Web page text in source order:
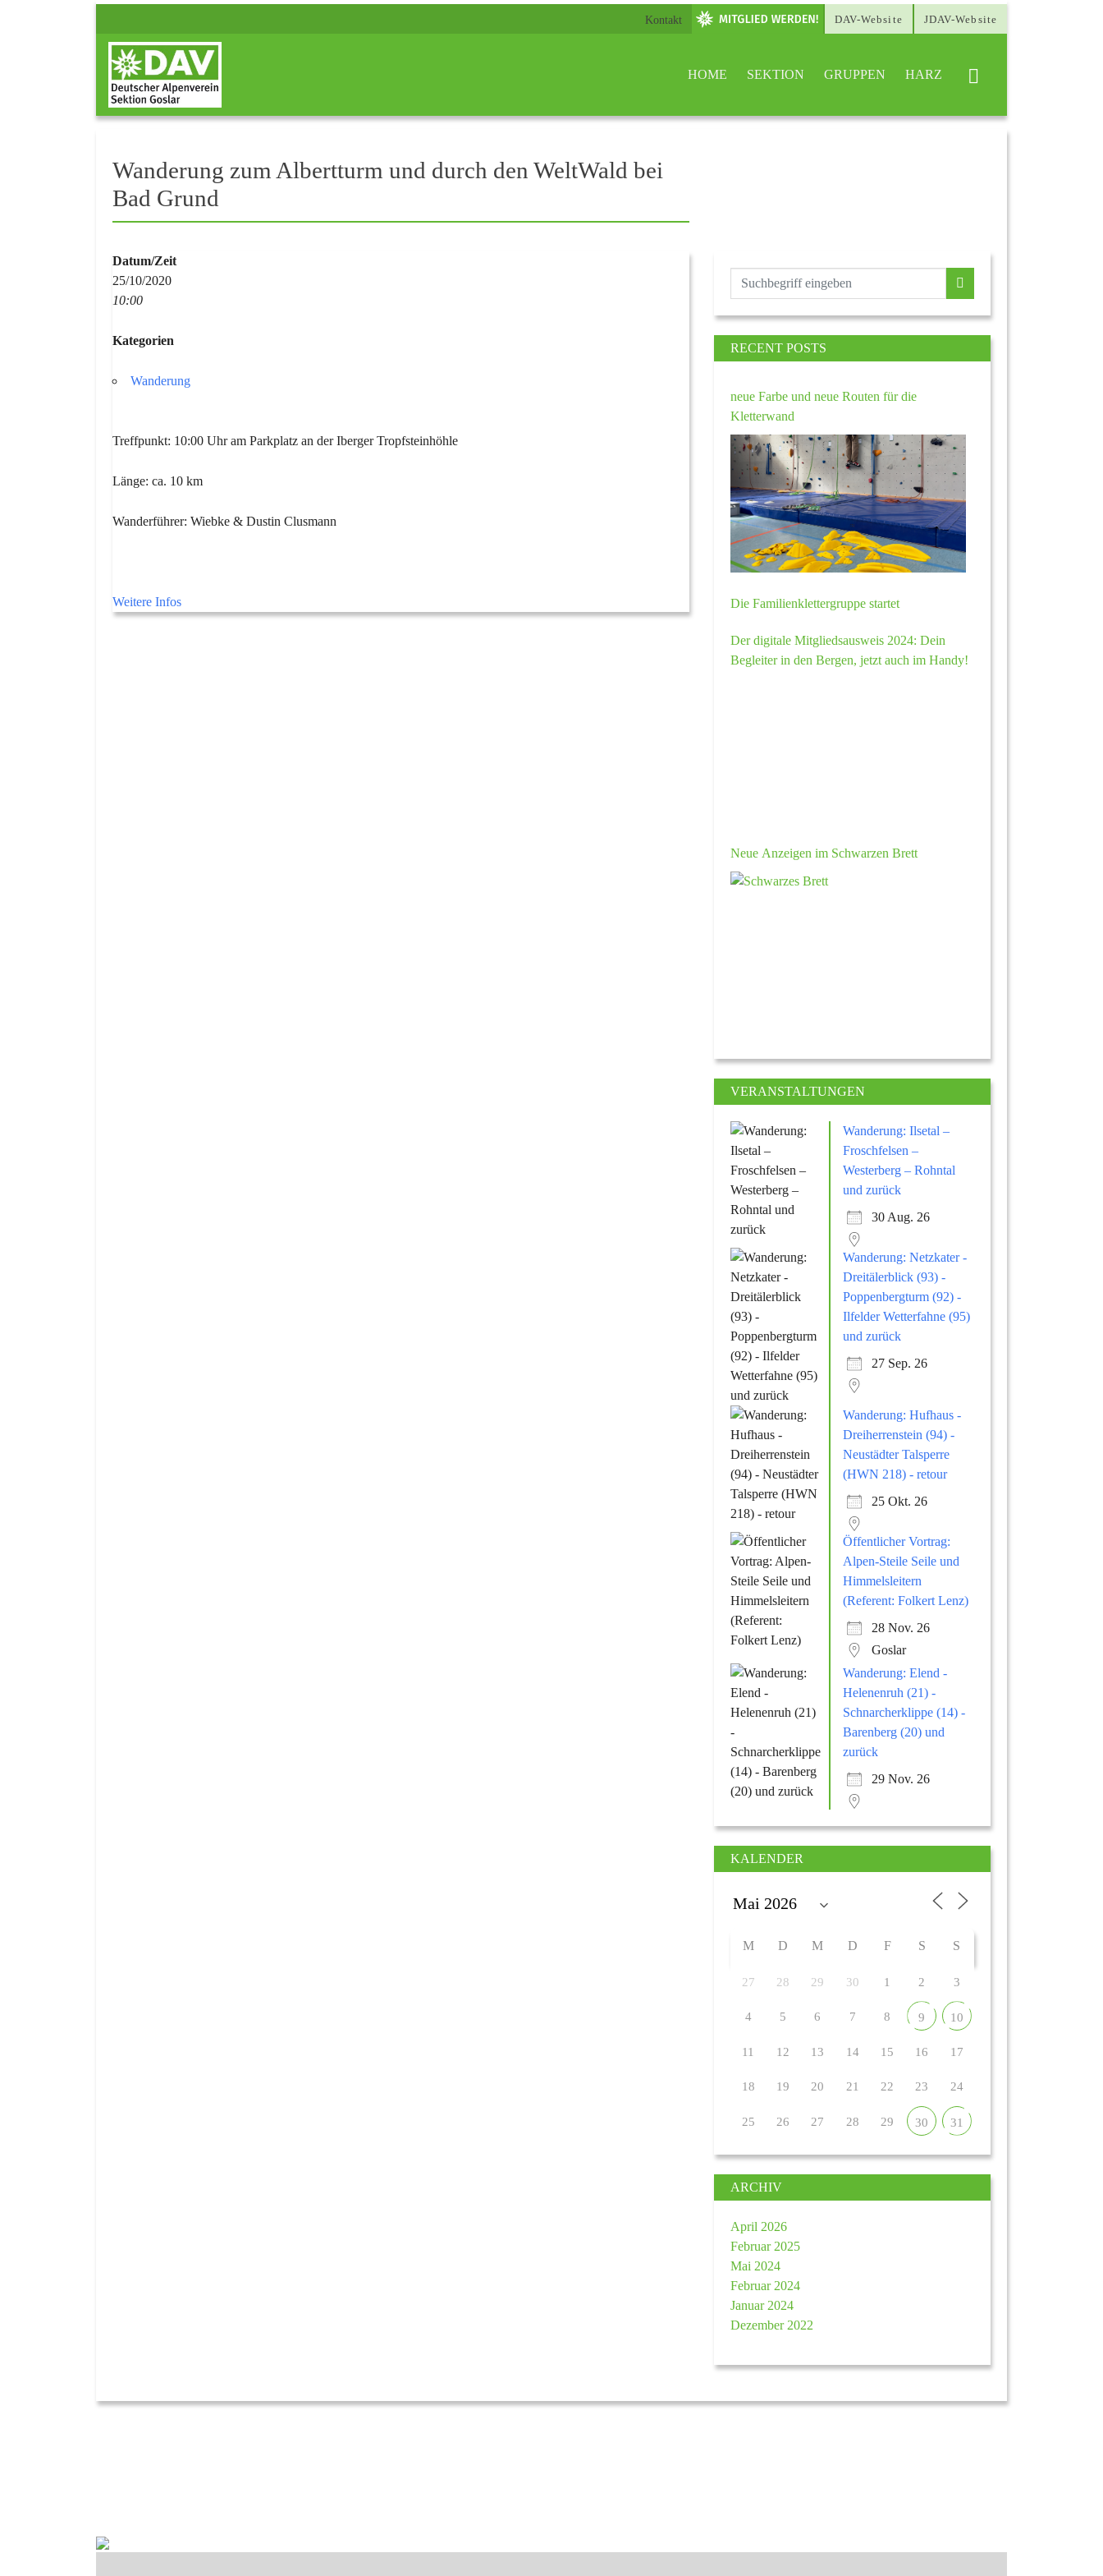
Kontakt DAV-Website JDAV-Website
HOME SEKTION GRUPPEN HARZ
Wanderung zum Albertturm und durch den WeltWald bei
Bad Grund
Datum/Zeit
25/10/2020
10:00
Kategorien
Wanderung
Treffpunkt: 10:00 Uhr am Parkplatz an der Iberger Tropfsteinhöhle
Länge: ca. 10 km
Wanderführer: Wiebke & Dustin Clusmann
Weitere Infos
RECENT POSTS
neue Farbe und neue Routen für die
Kletterwand
Die Familienklettergruppe startet
Der digitale Mitgliedsausweis 2024: Dein
Begleiter in den Bergen, jetzt auch im Handy!
Neue Anzeigen im Schwarzen Brett
VERANSTALTUNGEN
Wanderung: Ilsetal –
Froschfelsen –
Westerberg – Rohntal
und zurück
30 Aug. 26
Wanderung: Netzkater -
Dreitälerblick (93) -
Poppenbergturm (92) -
Ilfelder Wetterfahne (95)
und zurück
27 Sep. 26
Wanderung: Hufhaus -
Dreiherrenstein (94) -
Neustädter Talsperre
(HWN 218) - retour
25 Okt. 26
Öffentlicher Vortrag:
Alpen-Steile Seile und
Himmelsleitern
(Referent: Folkert Lenz)
28 Nov. 26
Goslar
Wanderung: Elend -
Helenenruh (21) -
Schnarcherklippe (14) -
Barenberg (20) und
zurück
29 Nov. 26
KALENDER
M D M D F S S
27 28 29 30 1 2 3
4 5 6 7 8 9 10
11 12 13 14 15 16 17
18 19 20 21 22 23 24
25 26 27 28 29 30 31
ARCHIV
April 2026
Februar 2025
Mai 2024
Februar 2024
Januar 2024
Dezember 2022